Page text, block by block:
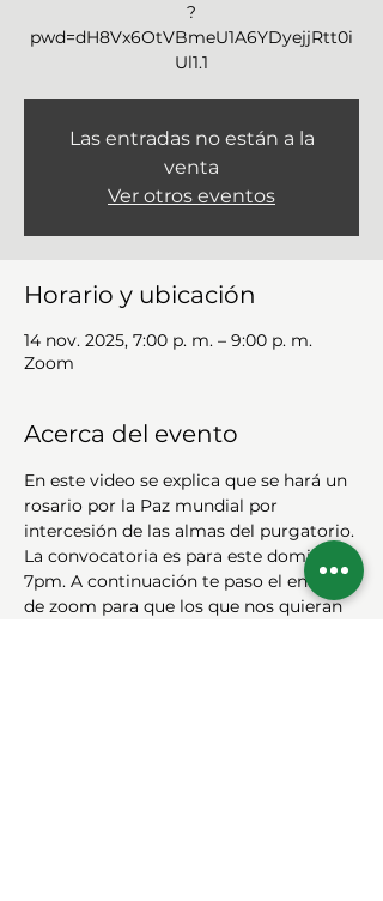
?
pwd=dH8Vx6OtVBmeU1A6YDyejjRtt0i
Las entradas no están a la
venta
Ver otros eventos
Horario y ubicación
14 nov. 2025, 7:00 p. m. – 9:00 p. m.
Zoom
Acerca del evento
En este video se explica que se hará un
rosario por la Paz mundial por
intercesión de las almas del purgatorio.
La convocatoria es para este domingo
7pm. A continuación te paso el enlace
de zoom para que los que nos quieran